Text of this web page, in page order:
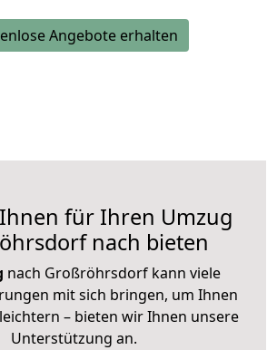
Angebote erhalten
für Ihren Umzug
nach bieten
nach Großröhrsdorf kann viele
mit sich bringen, um Ihnen
– bieten wir Ihnen unsere
Unterstützung an.